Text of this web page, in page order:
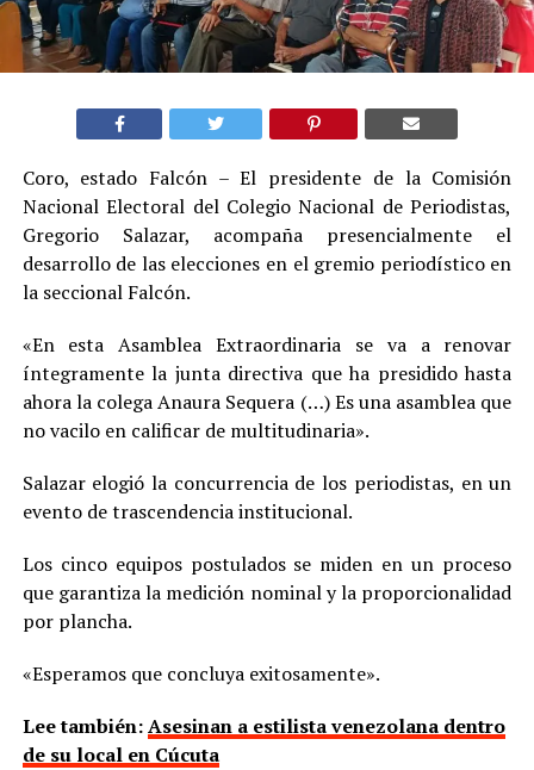
Coro, estado Falcón – El presidente de la Comisión
Nacional Electoral del Colegio Nacional de Periodistas,
Gregorio Salazar, acompaña presencialmente el
desarrollo de las elecciones en el gremio periodístico en
la seccional Falcón.
«En esta Asamblea Extraordinaria se va a renovar
íntegramente la junta directiva que ha presidido hasta
ahora la colega Anaura Sequera (…) Es una asamblea que
no vacilo en calificar de multitudinaria».
Salazar elogió la concurrencia de los periodistas, en un
evento de trascendencia institucional.
Los cinco equipos postulados se miden en un proceso
que garantiza la medición nominal y la proporcionalidad
por plancha.
«Esperamos que concluya exitosamente».
Lee también:Asesinan a estilista venezolana dentro
de su local en Cúcuta